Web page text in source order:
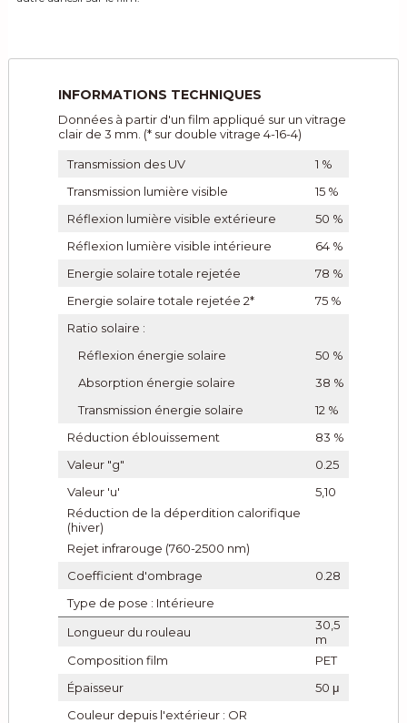
INFORMATIONS TECHNIQUES
Données à partir d'un film appliqué sur un vitrage
clair de 3 mm. (* sur double vitrage 4-16-4)
Transmission des UV
1 %
Transmission lumière visible
15 %
Réflexion lumière visible extérieure
50 %
Réflexion lumière visible intérieure
64 %
Energie solaire totale rejetée
78 %
Energie solaire totale rejetée 2*
75 %
Ratio solaire :
Réflexion énergie solaire
50 %
Absorption énergie solaire
38 %
Transmission énergie solaire
12 %
Réduction éblouissement
83 %
Valeur "g"
0.25
Valeur 'u'
5,10
Réduction de la déperdition calorifique
(hiver)
Rejet infrarouge (760-2500 nm)
Coefficient d'ombrage
0.28
Type de pose : Intérieure
Longueur du rouleau
30,5
m
Composition film
PET
Épaisseur
50 μ
Couleur depuis l'extérieur : OR